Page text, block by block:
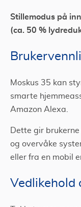
Stillemodus på
(ca. 50 %
Moskus 35 kan
smarte
Amazon Alexa.
Dette gir
og overvåke
eller fra en mobil
Vedlikehold